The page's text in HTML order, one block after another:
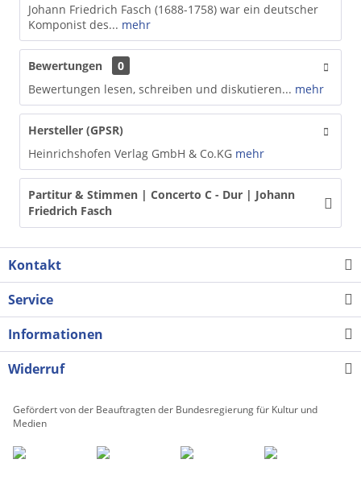
Johann Friedrich Fasch (1688-1758) war ein deutscher
Komponist des... mehr
Bewertungen
0
Bewertungen lesen, schreiben und diskutieren... mehr
Hersteller (GPSR)
Heinrichshofen Verlag GmbH & Co.KG mehr
Partitur & Stimmen | Concerto C - Dur | Johann
Friedrich Fasch
Kontakt
Service
Informationen
Widerruf
Gefördert von der Beauftragten der Bundesregierung für Kultur und
Medien